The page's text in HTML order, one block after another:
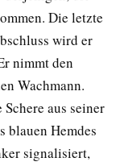
Die letzte
wird er
nimmt den
Wachmann.
aus seiner
blauen Hemdes
signalisiert,